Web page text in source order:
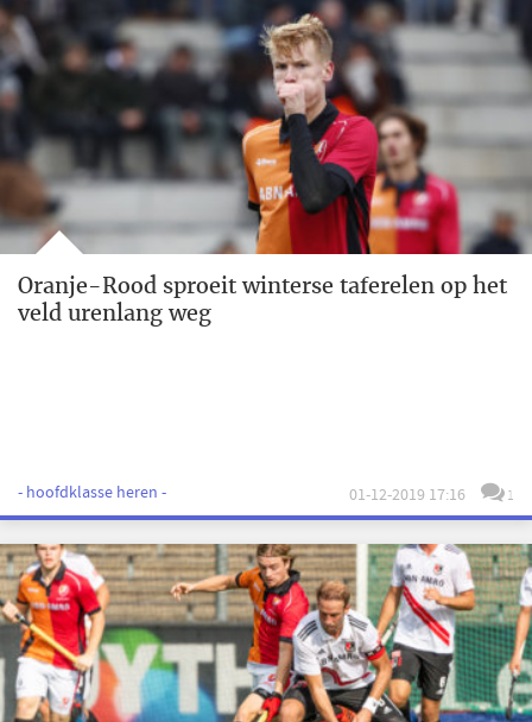
Oranje-Rood sproeit winterse taferelen op het
veld urenlang weg
- hoofdklasse heren - 01-12-2019 17:16 1